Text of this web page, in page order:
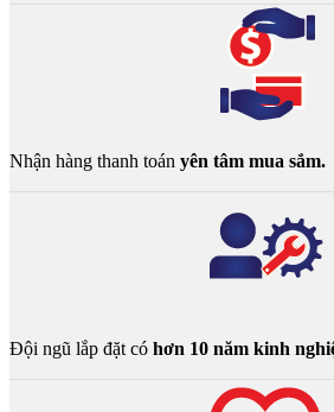
Nhận hàng thanh toán yên tâm mua sắm.
Đội ngũ lắp đặt có hơn 10 năm kinh